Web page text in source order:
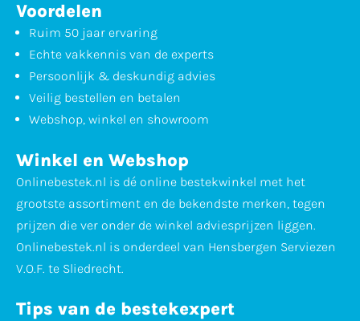
Voordelen
Ruim 50 jaar ervaring
Echte vakkennis van de experts
Persoonlijk & deskundig advies
Veilig bestellen en betalen
Webshop, winkel en showroom
Winkel en Webshop
Onlinebestek.nl is dé online bestekwinkel met het
grootste assortiment en de bekendste merken, tegen
prijzen die ver onder de winkel adviesprijzen liggen.
Onlinebestek.nl is onderdeel van Hensbergen Serviezen
V.O.F. te Sliedrecht.
Tips van de bestekexpert